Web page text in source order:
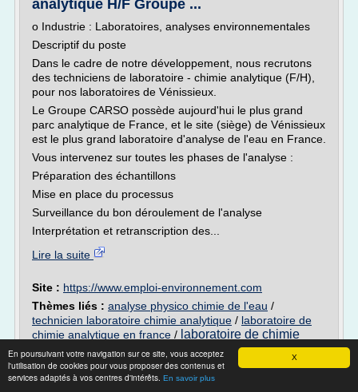
X
En poursuivant votre navigation sur ce site, vous acceptez
l'utilisation de cookies pour vous proposer des contenus et
services adaptés à vos centres d'intérêts. En savoir plus
analytique H/F Groupe ...
o Industrie : Laboratoires, analyses environnementales
Descriptif du poste
Dans le cadre de notre développement, nous recrutons
des techniciens de laboratoire - chimie analytique (F/H),
pour nos laboratoires de Vénissieux.
Le Groupe CARSO possède aujourd'hui le plus grand
parc analytique de France, et le site (siège) de Vénissieux
est le plus grand laboratoire d'analyse de l'eau en France.
Vous intervenez sur toutes les phases de l'analyse :
Préparation des échantillons
Mise en place du processus
Surveillance du bon déroulement de l'analyse
Interprétation et retranscription des...
Lire la suite
Site : https://www.emploi-environnement.com
Thèmes liés : analyse physico chimie de l'eau /
technicien laboratoire chimie analytique / laboratoire de
chimie analytique en france / laboratoire de chimie
analytique de l environnement
laboratoire de
chimie analytique